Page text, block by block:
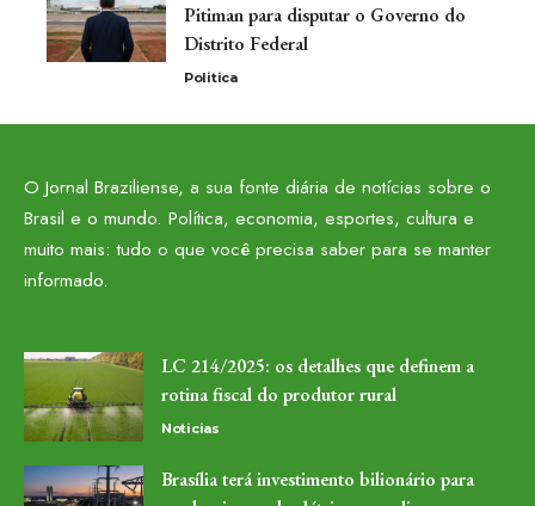
Pitiman para disputar o Governo do
Distrito Federal
Politica
O Jornal Braziliense, a sua fonte diária de notícias sobre o
Brasil e o mundo. Política, economia, esportes, cultura e
muito mais: tudo o que você precisa saber para se manter
informado.
LC 214/2025: os detalhes que definem a
rotina fiscal do produtor rural
Noticias
Brasília terá investimento bilionário para